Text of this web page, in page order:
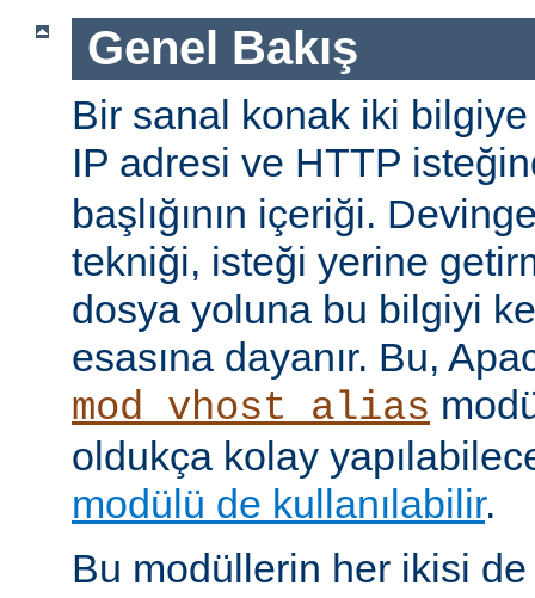
Genel Bakış
Bir sanal konak iki
IP adresi ve HTTP
başlığının içeriği.
tekniği, isteği yerine
dosya yoluna bu bilgiyi
esasına dayanır. Bu,
mod_vhost_alias
oldukça kolay
modülü de kullanılabilir.
Bu modüllerin her ikisi de